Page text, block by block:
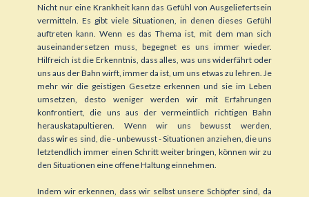
Nicht nur eine Krankheit kann das Gefühl von Ausgeliefertsein
vermitteln. Es gibt viele Situationen, in denen dieses Gefühl
auftreten kann. Wenn es das Thema ist, mit dem man sich
auseinandersetzen muss, begegnet es uns immer wieder.
Hilfreich ist die Erkenntnis, dass alles, was uns widerfährt oder
uns aus der Bahn wirft, immer da ist, um uns etwas zu lehren. Je
mehr wir die geistigen Gesetze erkennen und sie im Leben
umsetzen, desto weniger werden wir mit Erfahrungen
konfrontiert, die uns aus der vermeintlich richtigen Bahn
herauskatapultieren. Wenn wir uns bewusst werden,
dasswir es sind, die - unbewusst - Situationen anziehen, die uns
letztendlich immer einen Schritt weiter bringen, können wir zu
den Situationen eine offene Haltung einnehmen.
Indem wir erkennen, dass wir selbst unsere Schöpfer sind, da